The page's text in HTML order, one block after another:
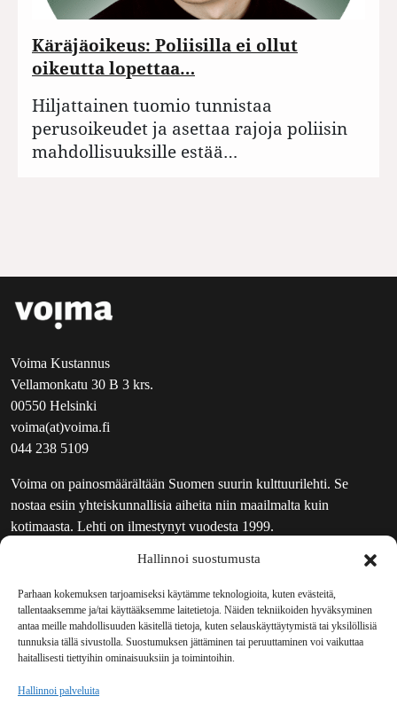
Hallinnoi suostumusta
Parhaan kokemuksen tarjoamiseksi käytämme teknologioita, kuten evästeitä,
tallentaaksemme ja/tai käyttääksemme laitetietoja. Näiden tekniikoiden hyväksyminen
antaa meille mahdollisuuden käsitellä tietoja, kuten selauskäyttäytymistä tai yksilöllisiä
tunnuksia tällä sivustolla. Suostumuksen jättäminen tai peruuttaminen voi vaikuttaa
haitallisesti tiettyihin ominaisuuksiin ja toimintoihin.
Hallinnoi palveluita
Käräjäoikeus: Poliisilla ei ollut
oikeutta lopettaa…
Hiljattainen tuomio tunnistaa
perusoikeudet ja asettaa rajoja poliisin
mahdollisuuksille estää…
Voima Kustannus
Vellamonkatu 30 B 3 krs.
00550 Helsinki
voima(at)voima.fi
044 238 5109
Voima on painosmäärältään Suomen suurin kulttuurilehti. Se
nostaa esiin yhteiskunnallisia aiheita niin maailmalta kuin
kotimaasta. Lehti on ilmestynyt vuodesta 1999.
UUTISKIRJE
MAINOSTAJILLE
VASTAMAINOKSET
JAKELUPAIKAT
REKISTERISELOSTE